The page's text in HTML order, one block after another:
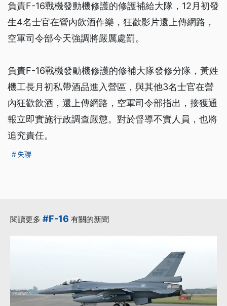
負責F-16戰機發動機修護的修護補給大隊，12月初發
生4名士官在營內飲酒作樂，狂歡影片還上傳網路，
空軍司令部今天強調將嚴厲處罰。
負責F-16戰機發動機修護的修補大隊發修分隊，黃姓
機工長月初私帶酒品進入營區，與其他3名士官在營
內狂歡飲酒，還上傳網路，空軍司令部指出，接獲通
報立即實施行政調查嚴懲。對於督導不實人員，也將
追究責任。
失聯
閱讀更多 #F-16 有關的新聞